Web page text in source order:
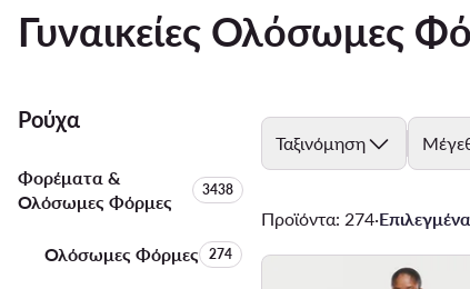
Γυναικείες Ολόσωμες
Ρούχα
Φορέματα &
Ολόσωμες Φόρμες
Αριθμός προϊόντων:
3438
Ολόσωμες ΦόρμεςΑριθμός προϊόντων:
274
Ταξινόμηση
Προϊόντα: 274·